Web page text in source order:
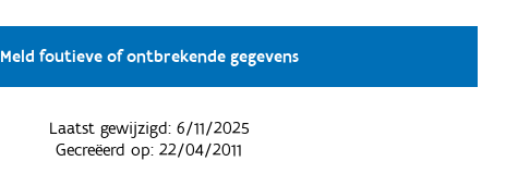
Meld foutieve of ontbrekende gegevens
Laatst gewijzigd: 6/11/2025
Gecreëerd op:22/04/2011